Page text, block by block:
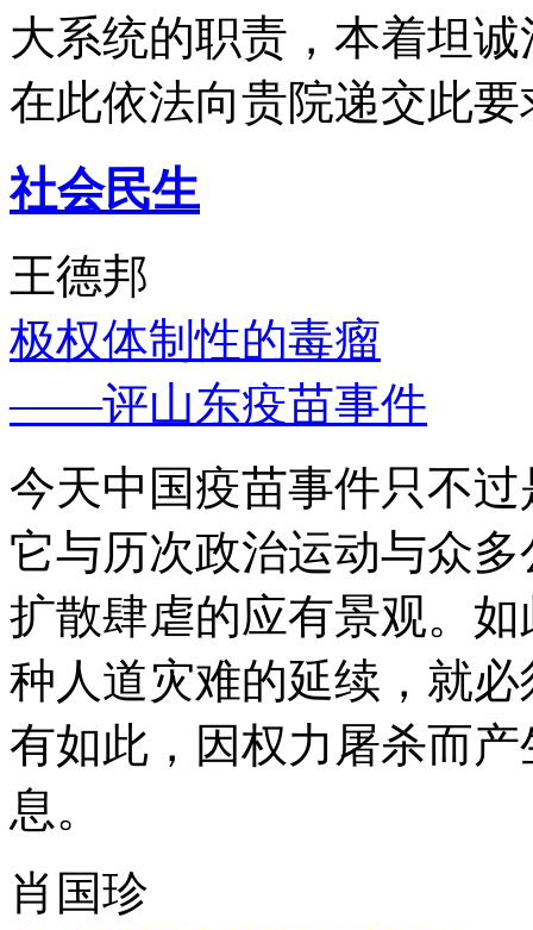
大系统的职责，本着坦
在此依法向贵院递交此要
社会民生
王德邦
极权体制性的毒瘤
——评山东疫苗事件
今天中国疫苗事件只不
它与历次政治运动与众
扩散肆虐的应有景观。
种人道灾难的延续，就
有如此，因权力屠杀而
息。
肖国珍